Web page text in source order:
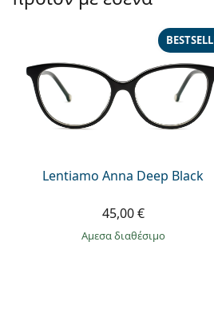
Persol
Όλες οι μάρκες
Lentiamo Anna Deep Black
45,00 €
άμεσα διαθέσιμο